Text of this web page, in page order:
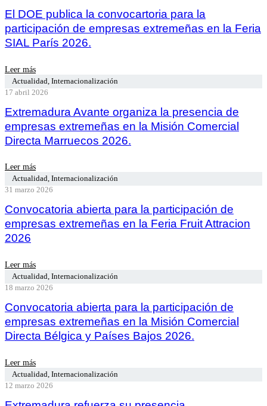
El DOE publica la convocartoria para la
participación de empresas extremeñas en la Feria
SIAL París 2026.
Leer más
Actualidad Internacionalización
17 abril 2026
Extremadura Avante organiza la presencia de
empresas extremeñas en la Misión Comercial
Directa Marruecos 2026.
Leer más
Actualidad, Internacionalización
31 marzo 2026
Convocatoria abierta para la participación de
empresas extremeñas en la Feria Fruit Attracion
2026
Leer más
Actualidad, Internacionalización
18 marzo 2026
Convocatoria abierta para la participación de
empresas extremeñas en la Misión Comercial
Directa Bélgica y Países Bajos 2026.
Leer más
Actualidad, Internacionalización
12 marzo 2026